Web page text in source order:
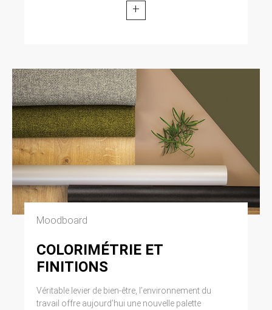
+
Moodboard
COLORIMÉTRIE ET
FINITIONS
Véritable levier de bien-être, l’environnement du
travail offre aujourd’hui une nouvelle palette